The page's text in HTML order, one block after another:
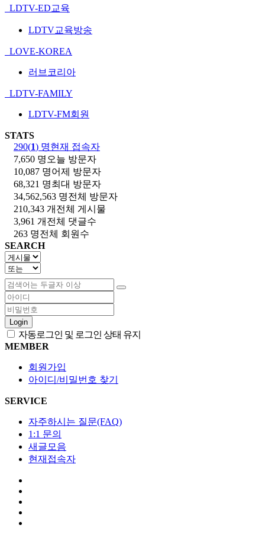
LDTV-ED교육
LDTV교육방송
LOVE-KOREA
러브코리아
LDTV-FAMILY
LDTV-FM회원
STATS
290(1) 명현재 접속자
7,650 명 오늘 방문자
10,087 명어제 방문자
68,321 명최대 방문자
34,562,563 명전체 방문자
210,343 개 전체 게시물
3,961 개 전체 댓글수
263 명전체 회원수
SEARCH
Login
자동로그인 및 로그인 상태 유지
MEMBER
회원가입
아이디/비밀번호 찾기
SERVICE
자주하시는 질문(FAQ)
1:1 문의
새글모음
현재접속자